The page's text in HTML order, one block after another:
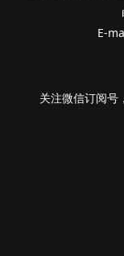
E-
关注微信订阅号